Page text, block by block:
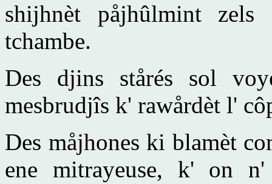
shijhnèt påjhûlmint
tchambe.
Des djins stårés sol
mesbrudjîs k' rawårdèt l'
Des måjhones ki blamèt
ene mitrayeuse, k' on